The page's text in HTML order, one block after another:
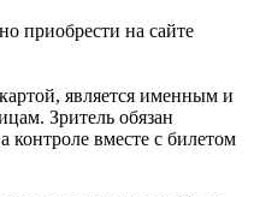
приобрести на сайте
является именным и
Зритель обязан
вместе с билетом